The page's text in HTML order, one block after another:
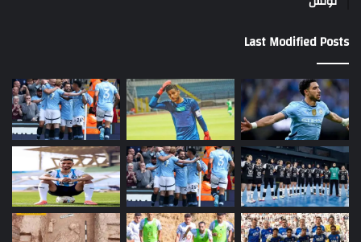
Last Modified Posts